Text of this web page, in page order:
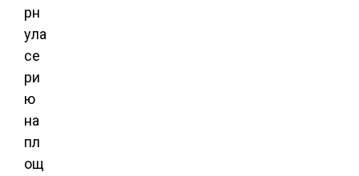
рн
ула
се
ри
ю
на
пл
ощ